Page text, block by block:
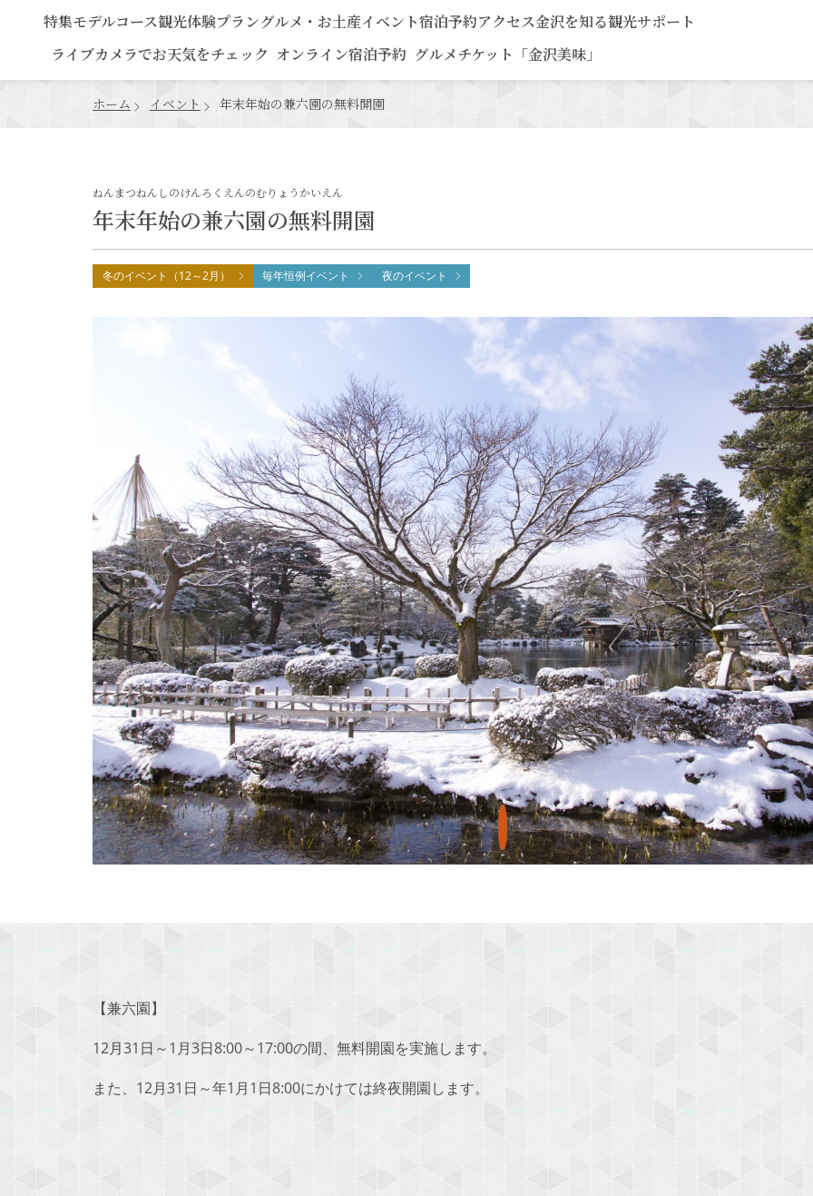
特集モデルコース観光体験プラングルメ・お土産イベント宿泊予約アクセス金沢を知る観光サポート
ライブカメラでお天気をチェック オンライン宿泊予約 グルメチケット「金沢美味」
ホーム イベント 年末年始の兼六園の無料開園
年末年始の兼六園の無料開園
ねんまつねんしのけんろくえんのむりょうかいえん
冬のイベント（12～2月） 毎年恒例イベント 夜のイベント
【兼六園】
12月31日～1月3日8:00～17:00の間、無料開園を実施します。
また、12月31日～年1月1日8:00にかけては終夜開園します。